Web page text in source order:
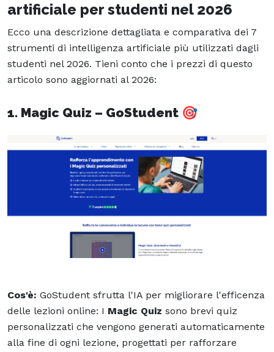
artificiale per studenti nel 2026
Ecco una descrizione dettagliata e comparativa dei 7
strumenti di intelligenza artificiale più utilizzati dagli
studenti nel 2026. Tieni conto che i prezzi di questo
articolo sono aggiornati al 2026:
1. Magic Quiz – GoStudent 🎯
Cos'è: GoStudent sfrutta l'IA per migliorare l'efficenza
delle lezioni online: I Magic Quiz sono brevi quiz
personalizzati che vengono generati automaticamente
alla fine di ogni lezione, progettati per rafforzare